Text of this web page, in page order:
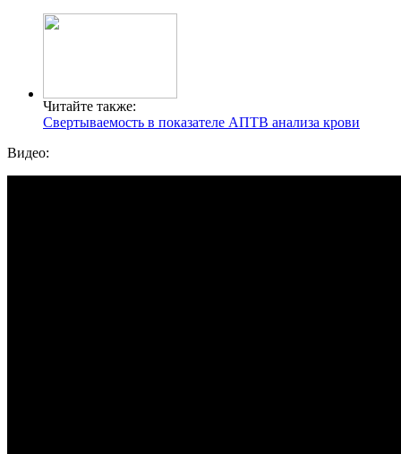
Читайте также:
Свертываемость в показателе АПТВ анализа крови
Видео: